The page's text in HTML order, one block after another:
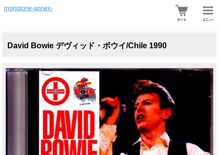
monotone-annex-
David Bowie デヴィッド・ボウイ/Chile 1990